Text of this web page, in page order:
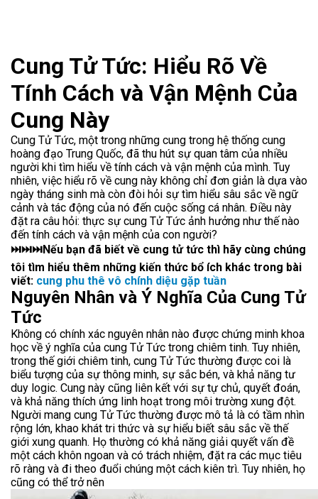
Cung Tử Tức: Hiểu Rõ Về
Tính Cách và Vận Mệnh Của
Cung Này
Cung Tử Tức, một trong những cung trong hệ thống cung
hoàng đạo Trung Quốc, đã thu hút sự quan tâm của nhiều
người khi tìm hiểu về tính cách và vận mệnh của mình. Tuy
nhiên, việc hiểu rõ về cung này không chỉ đơn giản là dựa vào
ngày tháng sinh mà còn đòi hỏi sự tìm hiểu sâu sắc về ngữ
cảnh và tác động của nó đến cuộc sống cá nhân. Điều này
đặt ra câu hỏi: thực sự cung Tử Tức ảnh hưởng như thế nào
đến tính cách và vận mệnh của con người?
⏭⏭⏭Nếu bạn đã biết về cung tử tức thì hãy cùng chúng
tôi tìm hiểu thêm những kiến thức bổ ích khác trong bài
viết: cung phu thê vô chính diệu gặp tuần
Nguyên Nhân và Ý Nghĩa Của Cung Tử
Tức
Không có chính xác nguyên nhân nào được chứng minh khoa
học về ý nghĩa của cung Tử Tức trong chiêm tinh. Tuy nhiên,
trong thế giới chiêm tinh, cung Tử Tức thường được coi là
biểu tượng của sự thông minh, sự sắc bén, và khả năng tư
duy logic. Cung này cũng liên kết với sự tự chủ, quyết đoán,
và khả năng thích ứng linh hoạt trong môi trường xung đột.
Người mang cung Tử Tức thường được mô tả là có tầm nhìn
rộng lớn, khao khát tri thức và sự hiểu biết sâu sắc về thế
giới xung quanh. Họ thường có khả năng giải quyết vấn đề
một cách khôn ngoan và có trách nhiệm, đặt ra các mục tiêu
rõ ràng và đi theo đuổi chúng một cách kiên trì. Tuy nhiên, họ
cũng có thể trở nên